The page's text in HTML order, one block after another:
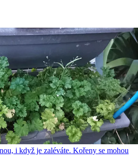
i když je zaléváte. Kořeny se mohou